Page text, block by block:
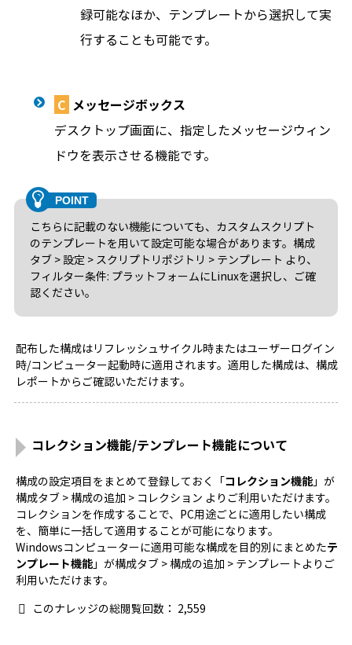
録可能なほか、テンプレートから選択して実
行することも可能です。
C メッセージボックス
デスクトップ画面に、指定したメッセージウィン
ドウを表示させる機能です。
こちらに記載のない機能についても、カスタムスクリプト
のテンプレートを用いて設定可能な場合があります。構成
タブ > 設定 > スクリプトリポジトリ > テンプレート より、
フィルター条件: プラットフォームにLinuxを選択し、ご確
認ください。
配布した構成はリフレッシュサイクル時またはユーザーログイン
時/コンピューター起動時に適用されます。適用した構成は、構成
レポートからご確認いただけます。
コレクション機能/テンプレート機能について
構成の設定項目をまとめて登録しておく「コレクション機能」が
構成タブ > 構成の追加 > コレクション よりご利用いただけます。
コレクションを作成することで、PC用途ごとに適用したい構成
を、簡単に一括して適用することが可能になります。
Windowsコンピューターに適用可能な構成を目的別にまとめたテ
ンプレート機能」が構成タブ > 構成の追加 > テンプレートよりご
利用いただけます。
このナレッジの総閲覧回数： 2,559